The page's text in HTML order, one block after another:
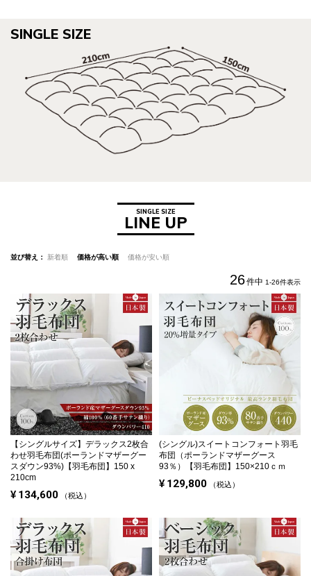
SINGLE SIZE
SINGLE SIZE
LINE UP
並び替え 新着順 価格が高い順 価格が安い順
26件中 1-26件表示
【シングルサイズ】 デラックス2枚合
わせ羽毛布団(ポーランドマザーグー
スダウン93%)【羽毛布団】150 x
210cm
¥ 134,600 税込
(シングル)スイートコンフォート羽毛
布団（ポーランドマザーグース
93％）【羽毛布団】150×210ｃｍ
¥ 129,800 税込